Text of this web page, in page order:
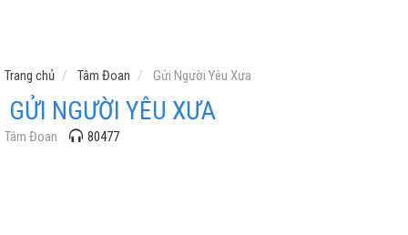
Trang chủ Tâm Đoan Gửi Người Yêu Xưa
GỬI NGƯỜI YÊU XƯA
Tâm Đoan 80477